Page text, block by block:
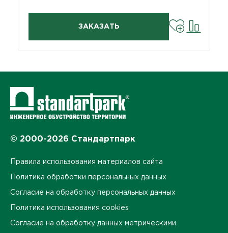
ЗАКАЗАТЬ
© 2000-2026 Стандартпарк
Правила использования материалов сайта
Политика обработки персональных данных
Согласие на обработку персональных данных
Политика использования cookies
Согласие на обработку данных метрическими